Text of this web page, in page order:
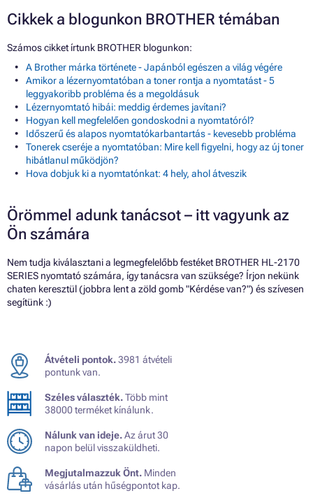
Cikkek a blogunkon BROTHER témában
Számos cikket írtunk BROTHER blogunkon:
A Brother márka története - Japánból egészen a világ végére
Amikor a lézernyomtatóban a toner rontja a nyomtatást - 5
leggyakoribb probléma és a megoldásuk
Lézernyomtató hibái: meddig érdemes javítani?
Hogyan kell megfelelően gondoskodni a nyomtatóról?
Időszerű és alapos nyomtatókarbantartás - kevesebb probléma
Tonerek cseréje a nyomtatóban: Mire kell figyelni, hogy az új toner
hibátlanul működjön?
Hova dobjuk ki a nyomtatónkat: 4 hely, ahol átveszik
Örömmel adunk tanácsot – itt vagyunk az
Ön számára
Nem tudja kiválasztani a legmegfelelőbb festéket BROTHER HL-2170
SERIES nyomtató számára, így tanácsra van szüksége? Írjon nekünk
chaten keresztül (jobbra lent a zöld gomb "Kérdése van?") és szívesen
segítünk :)
Átvételi pontok.3981 átvételi
pontunk van.
Széles választék.Több mint
38000 terméket kínálunk.
Nálunk van ideje.Az árut 30
napon belül visszaküldheti.
Megjutalmazzuk Önt. Minden
vásárlás után hűségpontot kap.